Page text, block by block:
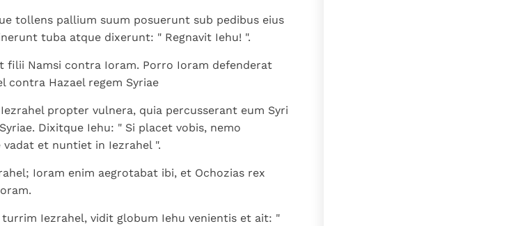
tollens pallium suum posuerunt sub pedibus eius
tuba atque dixerunt: " Regnavit Iehu! ".
filii Namsi contra Ioram. Porro Ioram defenderat
contra Hazael regem Syriae
propter vulnera, quia percusserant eum Syri
Dixitque Iehu: " Si placet vobis, nemo
et nuntiet in Iezrahel ".
Ioram enim aegrotabat ibi, et Ochozias rex
Iezrahel, vidit globum Iehu venientis et ait: "